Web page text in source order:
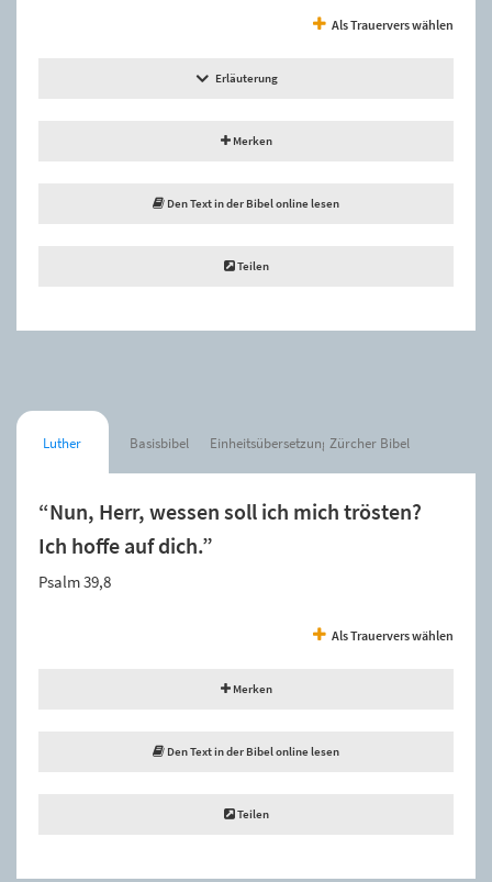
Als Trauervers wählen
Erläuterung
Merken
Den Text in der Bibel online lesen
Teilen
Luther Basisbibel Einheitsübersetzung Zürcher Bibel
“Nun, Herr, wessen soll ich mich trösten?
Ich hoffe auf dich.”
Psalm 39,8
Als Trauervers wählen
Merken
Den Text in der Bibel online lesen
Teilen